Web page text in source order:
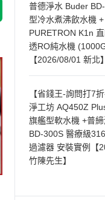
普德淨水 Buder
型冷水煮沸飲水機 +
PURETRON K1n
透RO純水機
【2026/08/01 新北】
【省錢王-詢問打7
淨工坊 AQ450Z
旗艦型軟水機 +普
BD-300S 醫療級
過濾器 安裝實例【
竹陳先生】